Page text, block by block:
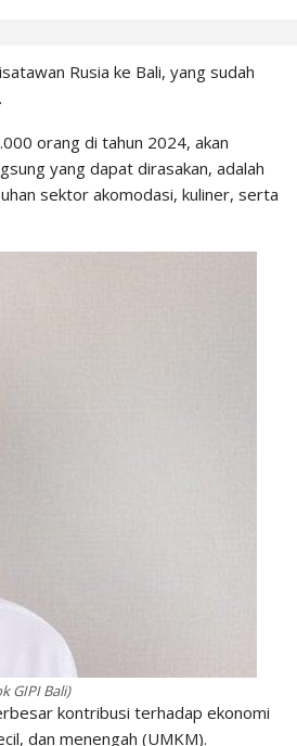
Rusia ke Bali, yang sudah
orang di tahun 2024, akan
yang dapat dirasakan, adalah
sektor akomodasi, kuliner, serta
GIPI Bali)
kontribusi terhadap ekonomi
dan menengah (UMKM).